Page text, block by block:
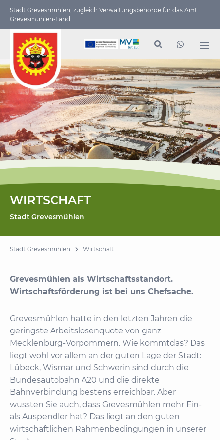
Stadt Grevesmühlen, zugleich Verwaltungs­behörde für das Amt
Grevesmühlen-Land
WIRTSCHAFT
Stadt Grevesmühlen
Stadt Grevesmühlen Wirtschaft
Grevesmühlen als Wirtschaftsstandort.
Wirtschaftsförderung ist bei uns Chefsache.
Grevesmühlen hatte in den letzten Jahren die
geringste Arbeitslosenquote von ganz
Mecklenburg-Vorpommern. Wie kommtdas? Das
liegt wohl vor allem an der guten Lage der Stadt:
Lübeck, Wismar und Schwerin sind durch die
Bundesautobahn A20 und die direkte
Bahnverbindung bestens erreichbar. Aber
wussten Sie auch, dass Grevesmühlen mehr Ein-
als Auspendler hat? Das liegt an den guten
wirtschaftlichen Rahmenbedingungen in unserer